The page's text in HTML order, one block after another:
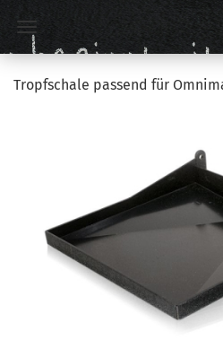
Tropfschale passend für